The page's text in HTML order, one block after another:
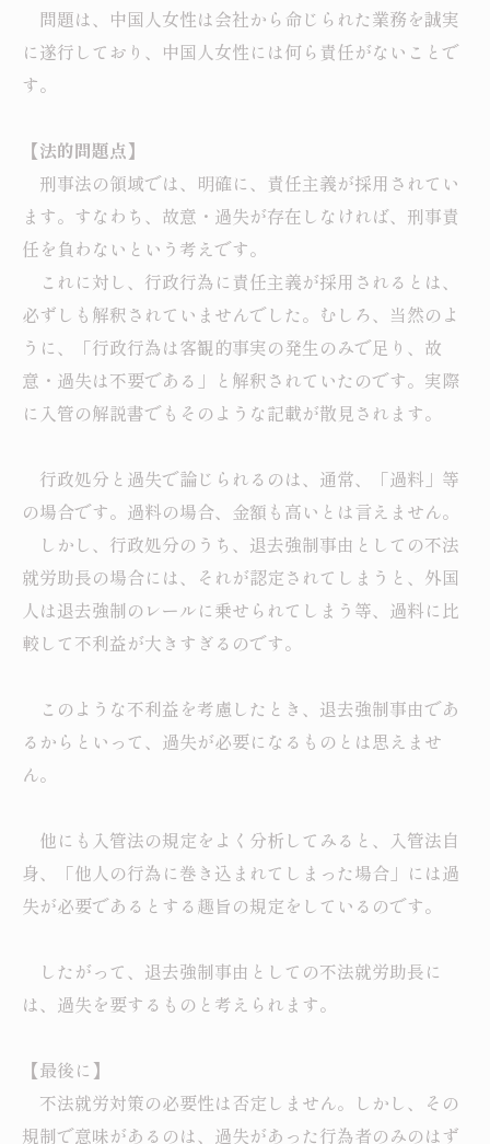
問題は、中国人女性は会社から命じられた業務を誠実
に遂行しており、中国人女性には何ら責任がないことで
す。
【法的問題点】
刑事法の領域では、明確に、責任主義が採用されてい
ます。すなわち、故意・過失が存在しなければ、刑事責
任を負わないという考えです。
これに対し、行政行為に責任主義が採用されるとは、
必ずしも解釈されていませんでした。むしろ、当然のよ
うに、「行政行為は客観的事実の発生のみで足り、故
意・過失は不要である」と解釈されていたのです。実際
に入管の解説書でもそのような記載が散見されます。
行政処分と過失で論じられるのは、通常、「過料」等
の場合です。過料の場合、金額も高いとは言えません。
しかし、行政処分のうち、退去強制事由としての不法
就労助長の場合には、それが認定されてしまうと、外国
人は退去強制のレールに乗せられてしまう等、過料に比
較して不利益が大きすぎるのです。
このような不利益を考慮したとき、退去強制事由であ
るからといって、過失が必要になるものとは思えませ
ん。
他にも入管法の規定をよく分析してみると、入管法自
身、「他人の行為に巻き込まれてしまった場合」には過
失が必要であるとする趣旨の規定をしているのです。
したがって、退去強制事由としての不法就労助長に
は、過失を要するものと考えられます。
【最後に】
不法就労対策の必要性は否定しません。しかし、その
規制で意味があるのは、過失があった行為者のみのはず